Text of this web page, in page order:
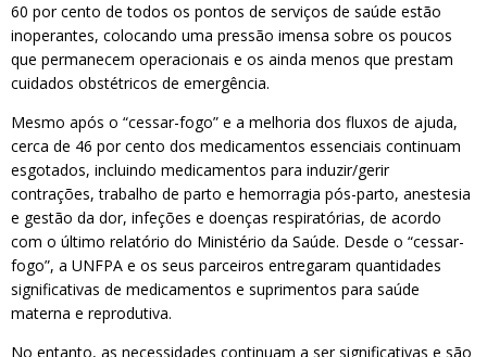
60 por cento de todos os pontos de serviços de saúde estão
inoperantes, colocando uma pressão imensa sobre os poucos
que permanecem operacionais e os ainda menos que prestam
cuidados obstétricos de emergência.
Mesmo após o “cessar-fogo” e a melhoria dos fluxos de ajuda,
cerca de 46 por cento dos medicamentos essenciais continuam
esgotados, incluindo medicamentos para induzir/gerir
contrações, trabalho de parto e hemorragia pós-parto, anestesia
e gestão da dor, infeções e doenças respiratórias, de acordo
com o último relatório do Ministério da Saúde. Desde o “cessar-
fogo”, a UNFPA e os seus parceiros entregaram quantidades
significativas de medicamentos e suprimentos para saúde
materna e reprodutiva.
No entanto, as necessidades continuam a ser significativas e são